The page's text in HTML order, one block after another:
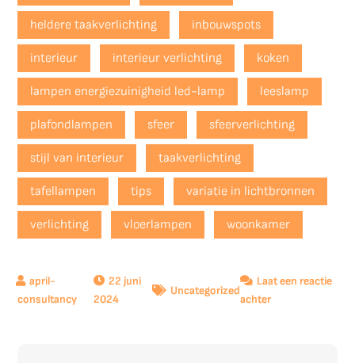
heldere taakverlichting inbouwspots
interieur interieur verlichting koken
lampen energiezuinigheid led-lamp leeslamp
plafondlampen sfeer sfeerverlichting
stijl van interieur taakverlichting
tafellampen tips variatie in lichtbronnen
verlichting vloerlampen woonkamer
22 juni
2024
Uncategorized
Laat een reactie
achterop